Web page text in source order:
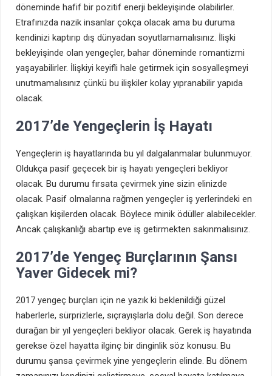
döneminde hafif bir pozitif enerji bekleyişinde olabilirler.
Etrafınızda nazik insanlar çokça olacak ama bu duruma
kendinizi kaptırıp dış dünyadan soyutlamamalısınız. İlişki
bekleyişinde olan yengeçler, bahar döneminde romantizmi
yaşayabilirler. İlişkiyi keyifli hale getirmek için sosyalleşmeyi
unutmamalısınız çünkü bu ilişkiler kolay yıpranabilir yapıda
olacak.
2017’de Yengeçlerin İş Hayatı
Yengeçlerin iş hayatlarında bu yıl dalgalanmalar bulunmuyor.
Oldukça pasif geçecek bir iş hayatı yengeçleri bekliyor
olacak. Bu durumu fırsata çevirmek yine sizin elinizde
olacak. Pasif olmalarına rağmen yengeçler iş yerlerindeki en
çalışkan kişilerden olacak. Böylece minik ödüller alabilecekler.
Ancak çalışkanlığı abartıp eve iş getirmekten sakınmalısınız.
2017’de Yengeç Burçlarının Şansı
Yaver Gidecek mi?
2017 yengeç burçları için ne yazık ki beklenildiği güzel
haberlerle, sürprizlerle, sıçrayışlarla dolu değil. Son derece
durağan bir yıl yengeçleri bekliyor olacak. Gerek iş hayatında
gerekse özel hayatta ilginç bir dinginlik söz konusu. Bu
durumu şansa çevirmek yine yengeçlerin elinde. Bu dönem